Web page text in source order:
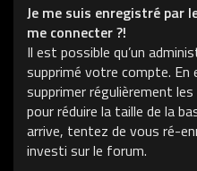
Je me suis enregistré par
me connecter ?!
Il est possible qu’un
supprimé votre compte.
supprimer régulièrement
pour réduire la taille de la
arrive, tentez de vous ré-
investi sur le forum.